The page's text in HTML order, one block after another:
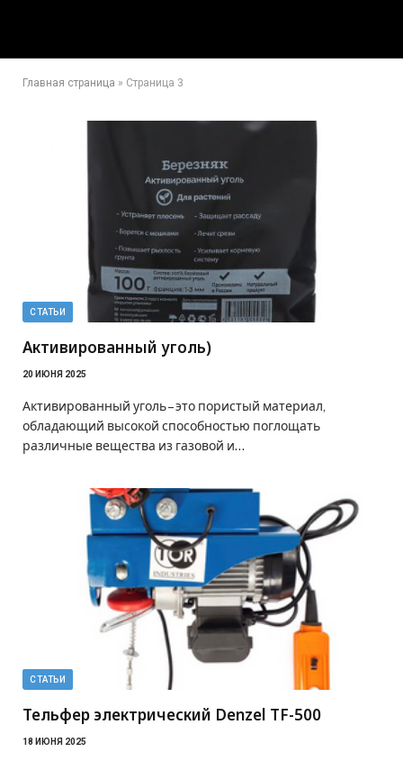
Главная страница » Страница 3
СТАТЬИ
Активированный уголь)
20 ИЮНЯ 2025
Активированный уголь – это пористый материал,
обладающий высокой способностью поглощать
различные вещества из газовой и…
СТАТЬИ
Тельфер электрический Denzel TF-500
18 ИЮНЯ 2025